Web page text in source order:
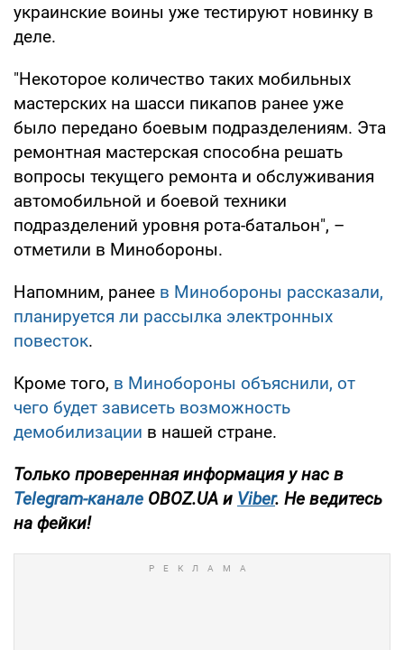
украинские воины уже тестируют новинку в
деле.
"Некоторое количество таких мобильных
мастерских на шасси пикапов ранее уже
было передано боевым подразделениям. Эта
ремонтная мастерская способна решать
вопросы текущего ремонта и обслуживания
автомобильной и боевой техники
подразделений уровня рота-батальон", –
отметили в Минобороны.
Напомним, ранее в Минобороны рассказали,
планируется ли рассылка электронных
повесток.
Кроме того, в Минобороны объяснили, от
чего будет зависеть возможность
демобилизации в нашей стране.
Только проверенная информация у нас в
Telegram-канале OBOZ.UA и Viber. Не ведитесь
на фейки!